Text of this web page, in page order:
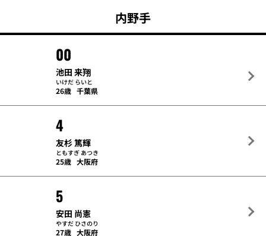
内野手
00
池田 来翔
いけだ らいと
26歳 千葉県
4
友杉 篤輝
ともすぎ あつき
25歳 大阪府
5
安田 尚憲
やすだ ひさのり
27歳 大阪府